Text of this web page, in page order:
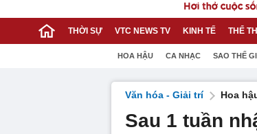
THỜI SỰ VTC NEWS TV KINH TẾ THỂ
HOA HẬU CA NHẠC SAO THẾ
Văn hóa - Giải trí Hoa
Sau 1 tuần